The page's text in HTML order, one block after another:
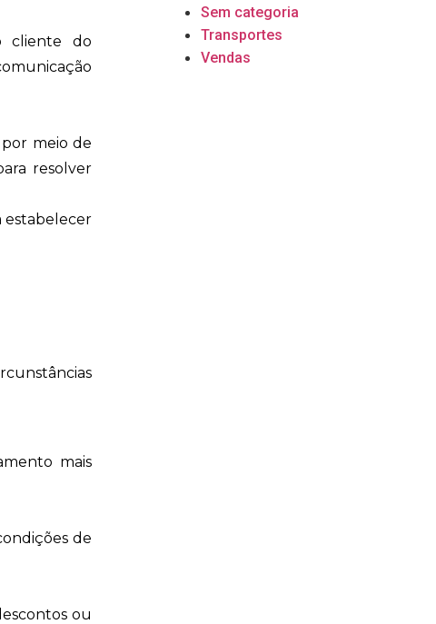
cliente do
meio de
resolver
estabelecer
mais
de
ou
Sem categoria
Transportes
Vendas